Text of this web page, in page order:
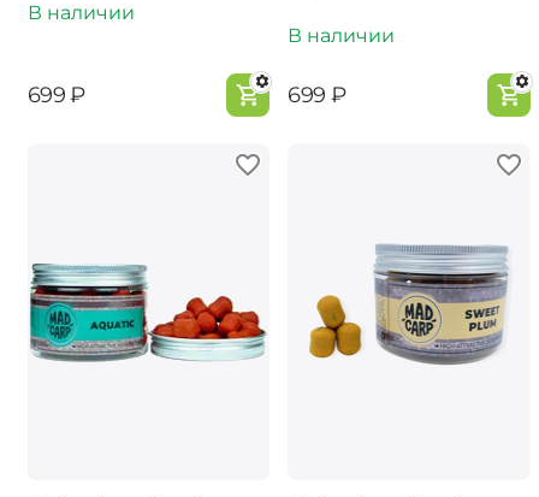
В наличии
‍699‍ ₽
В наличии
‍699‍ ₽